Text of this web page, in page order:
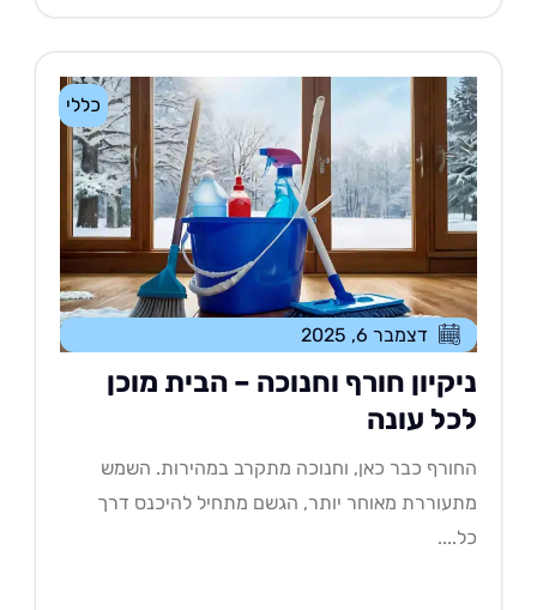
כללי
דצמבר 6, 2025
חורף וחנוכה – הבית מוכן
עונה
כבר כאן, וחנוכה מתקרב במהירות. השמש
מאוחר יותר, הגשם מתחיל להיכנס דרך